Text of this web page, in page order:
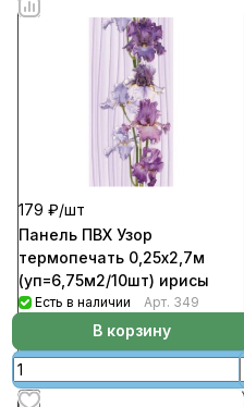
179 ₽/шт
Панель ПВХ Узор
термопечать 0,25х2,7м
(уп=6,75м2/10шт) ирисы
Есть в наличии Арт. 349
В корзину